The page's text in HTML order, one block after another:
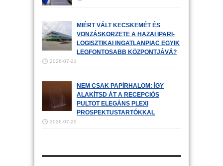
MIÉRT VÁLT KECSKEMÉT ÉS
VONZÁSKÖRZETE A HAZAI IPARI-
LOGISZTIKAI INGATLANPIAC EGYIK
LEGFONTOSABB KÖZPONTJÁVÁ?
2026-07-21
NEM CSAK PAPÍRHALOM: ÍGY
ALAKÍTSD ÁT A RECEPCIÓS
PULTOT ELEGÁNS PLEXI
PROSPEKTUSTARTÓKKAL
2026-07-20